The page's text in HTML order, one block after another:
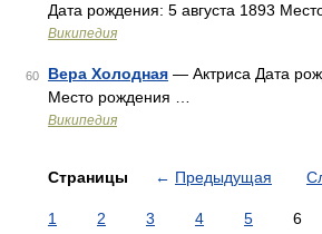
Дата рождения: 5 августа 1893
Википедия
60 Вера Холодная — Актриса Дата
Место рождения …
Википедия
Страницы ← Предыдущая
1 2 3 4 5 6